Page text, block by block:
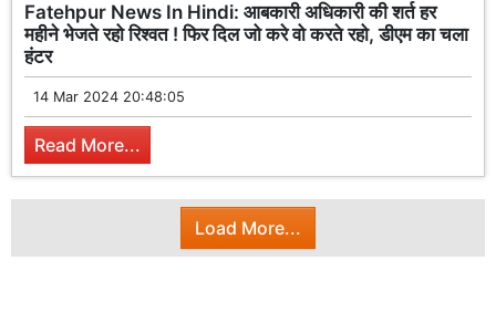
Fatehpur News In Hindi: आबकारी अधिकारी की शर्त हर
महीने भेजते रहो रिश्वत ! फिर दिल जो करे वो करते रहो, डीएम का चला
हंटर
14 Mar 2024 20:48:05
Read More...
Load More...